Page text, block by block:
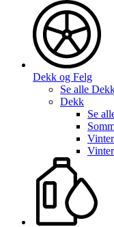
Dekk og Felg
Se alle
Dekk
Se